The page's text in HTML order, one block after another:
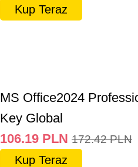
Kup Teraz
MS Office2024
Key Global
106.19 PLN 172.42 PLN
Kup Teraz